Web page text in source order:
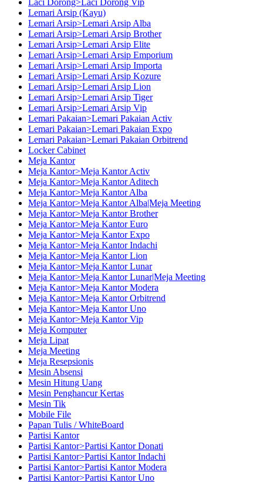
Laci Dorong>Laci Dorong Vip
Lemari Arsip (Kayu)
Lemari Arsip>Lemari Arsip Alba
Lemari Arsip>Lemari Arsip Brother
Lemari Arsip>Lemari Arsip Elite
Lemari Arsip>Lemari Arsip Emporium
Lemari Arsip>Lemari Arsip Importa
Lemari Arsip>Lemari Arsip Kozure
Lemari Arsip>Lemari Arsip Lion
Lemari Arsip>Lemari Arsip Tiger
Lemari Arsip>Lemari Arsip Vip
Lemari Pakaian>Lemari Pakaian Activ
Lemari Pakaian>Lemari Pakaian Expo
Lemari Pakaian>Lemari Pakaian Orbitrend
Locker Cabinet
Meja Kantor
Meja Kantor>Meja Kantor Activ
Meja Kantor>Meja Kantor Aditech
Meja Kantor>Meja Kantor Alba
Meja Kantor>Meja Kantor Alba|Meja Meeting
Meja Kantor>Meja Kantor Brother
Meja Kantor>Meja Kantor Euro
Meja Kantor>Meja Kantor Expo
Meja Kantor>Meja Kantor Indachi
Meja Kantor>Meja Kantor Lion
Meja Kantor>Meja Kantor Lunar
Meja Kantor>Meja Kantor Lunar|Meja Meeting
Meja Kantor>Meja Kantor Modera
Meja Kantor>Meja Kantor Orbitrend
Meja Kantor>Meja Kantor Uno
Meja Kantor>Meja Kantor Vip
Meja Komputer
Meja Lipat
Meja Meeting
Meja Resepsionis
Mesin Absensi
Mesin Hitung Uang
Mesin Penghancur Kertas
Mesin Tik
Mobile File
Papan Tulis / WhiteBoard
Partisi Kantor
Partisi Kantor>Partisi Kantor Donati
Partisi Kantor>Partisi Kantor Indachi
Partisi Kantor>Partisi Kantor Modera
Partisi Kantor>Partisi Kantor Uno